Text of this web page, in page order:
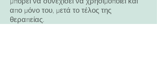
απο μόνο του, μετά το τέλος της
θεραπείας.